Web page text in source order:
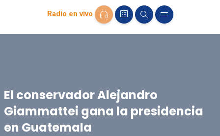
Radio en vivo
El conservador Alejandro
Giammattei gana la presidencia
en Guatemala